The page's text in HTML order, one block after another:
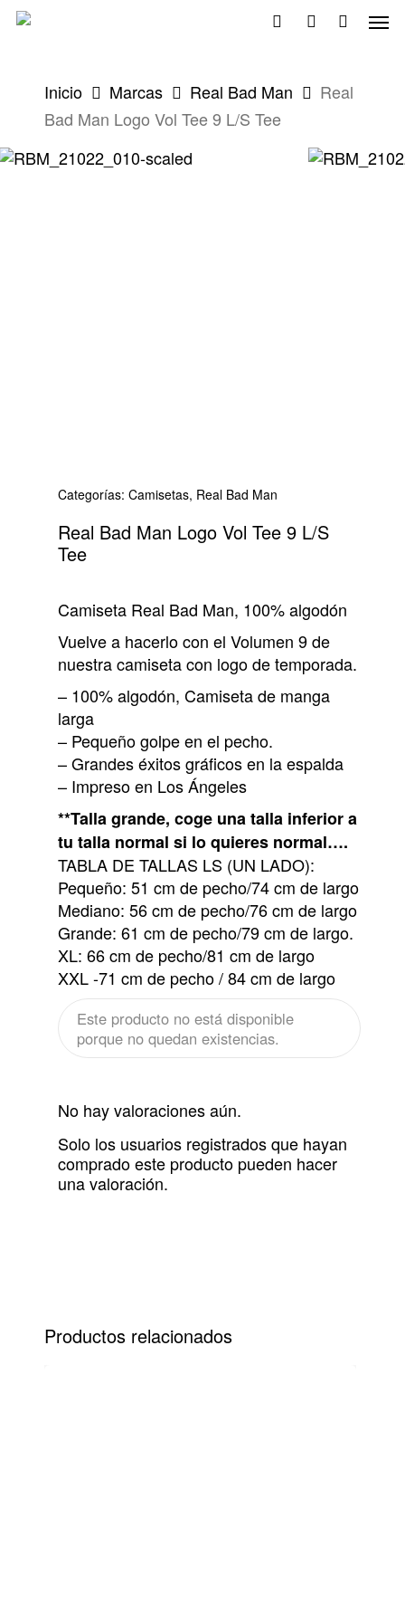
Skip
Inicio Marcas Real Bad Man
Real
Bad Man Logo Vol Tee 9 L/S Tee
Real Bad Man Logo Vol Tee 9 L/S
Tee
Camiseta Real Bad Man, 100% algodón
Vuelve a hacerlo con el Volumen 9 de
nuestra camiseta con logo de temporada.
– 100% algodón, Camiseta de manga
larga
– Pequeño golpe en el pecho.
– Grandes éxitos gráficos en la espalda
– Impreso en Los Ángeles
**Talla grande, coge una talla inferior a
tu talla normal si lo quieres normal….
TABLA DE TALLAS LS (UN LADO):
Pequeño: 51 cm de pecho/74 cm de largo
Mediano: 56 cm de pecho/76 cm de largo
Grande: 61 cm de pecho/79 cm de largo.
XL: 66 cm de pecho/81 cm de largo
XXL -71 cm de pecho / 84 cm de largo
Este producto no está disponible
porque no quedan existencias.
Categorías: Camisetas, Real Bad Man
No hay valoraciones aún.
Solo los usuarios registrados que hayan
comprado este producto pueden hacer
una valoración.
Productos relacionados